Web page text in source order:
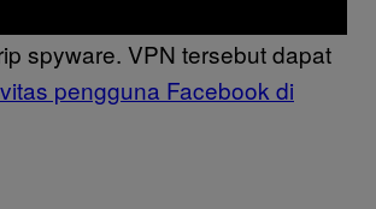
VPN “aman” yang ternyata
spyware. VPN tersebut dapat
pengguna Facebook di